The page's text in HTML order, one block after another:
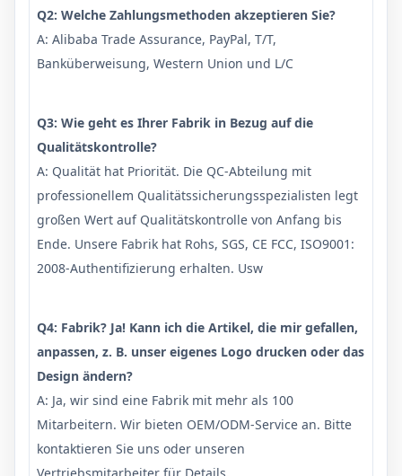
Q2: Welche Zahlungsmethoden akzeptieren Sie?
A: Alibaba Trade Assurance, PayPal, T/T,
Banküberweisung, Western Union und L/C
Q3: Wie geht es Ihrer Fabrik in Bezug auf die
Qualitätskontrolle?
A: Qualität hat Priorität. Die QC-Abteilung mit
professionellem Qualitätssicherungsspezialisten legt
großen Wert auf Qualitätskontrolle von Anfang bis
Ende. Unsere Fabrik hat Rohs, SGS, CE FCC, ISO9001:
2008-Authentifizierung erhalten. Usw
Q4: Fabrik? Ja! Kann ich die Artikel, die mir gefallen,
anpassen, z. B. unser eigenes Logo drucken oder das
Design ändern?
A: Ja, wir sind eine Fabrik mit mehr als 100
Mitarbeitern. Wir bieten OEM/ODM-Service an. Bitte
kontaktieren Sie uns oder unseren
Vertriebsmitarbeiter für Details.